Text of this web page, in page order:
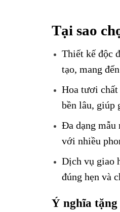
Tại sao
Thiết kế độc
tạo, mang
Hoa tươi
bền lâu, giúp
Đa dạng mẫu
với nhiều
Dịch vụ giao
đúng hẹn và
Ý nghĩa